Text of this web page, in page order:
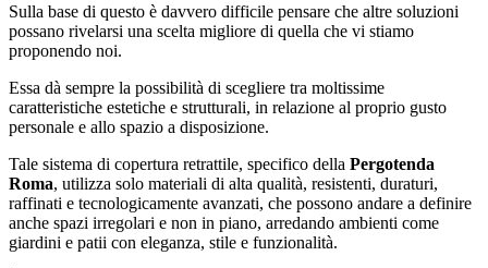
Sulla base di questo è davvero difficile pensare che altre soluzioni
possano rivelarsi una scelta migliore di quella che vi stiamo
proponendo noi.
Essa dà sempre la possibilità di scegliere tra moltissime
caratteristiche estetiche e strutturali, in relazione al proprio gusto
personale e allo spazio a disposizione.
Tale sistema di copertura retrattile, specifico della Pergotenda
Roma, utilizza solo materiali di alta qualità, resistenti, duraturi,
raffinati e tecnologicamente avanzati, che possono andare a definire
anche spazi irregolari e non in piano, arredando ambienti come
giardini e patii con eleganza, stile e funzionalità.